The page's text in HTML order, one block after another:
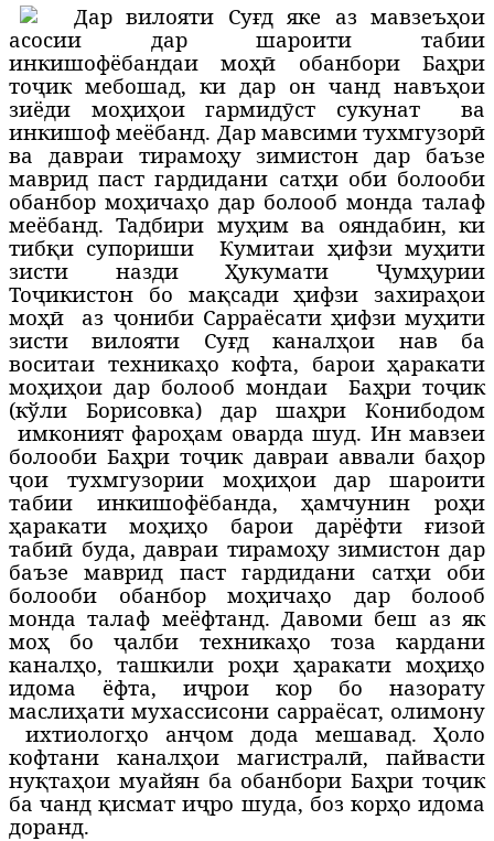
Дар вилояти Суғд яке аз мавзеъҳои
асосии дар шароити табии
инкишофёбандаи моҳӣ обанбори Баҳри
тоҷик мебошад, ки дар он чанд навъҳои
зиёди моҳиҳои гармидӯст сукунат
ва
инкишоф меёбанд. Дар мавсими тухмгузорӣ
ва давраи тирамоҳу зимистон дар баъзе
маврид паст гардидани сатҳи оби болооби
обанбор моҳичаҳо дар болооб монда талаф
меёбанд. Тадбири муҳим ва ояндабин, ки
тибқи супориши
Кумитаи ҳифзи муҳити
зисти назди Ҳукумати Ҷумҳурии
Тоҷикистон бо мақсади ҳифзи захираҳои
моҳӣ
аз ҷониби Сарраёсати ҳифзи муҳити
зисти вилояти Суғд каналҳои нав ба
воситаи техникаҳо кофта, барои ҳаракати
моҳиҳои дар болооб мондаи
Баҳри тоҷик
(кўли Борисовка) дар шаҳри Конибодом
имконият фароҳам оварда шуд. Ин мавзеи
болооби Баҳри тоҷик давраи аввали баҳор
ҷои тухмгузории моҳиҳои дар шароити
табии инкишофёбанда, ҳамчунин роҳи
ҳаракати моҳиҳо барои дарёфти ғизоӣ
табиӣ буда, давраи тирамоҳу зимистон дар
баъзе маврид паст гардидани сатҳи оби
болооби обанбор моҳичаҳо дар болооб
монда талаф меёфтанд. Давоми беш аз як
моҳ бо ҷалби техникаҳо тоза кардани
каналҳо, ташкили роҳи ҳаракати моҳиҳо
идома ёфта, иҷрои кор бо назорату
маслиҳати мухассисони сарраёсат, олимону
ихтиологҳо анҷом дода мешавад. Ҳоло
кофтани каналҳои магистралӣ, пайвасти
нуқтаҳои муайян ба обанбори Баҳри тоҷик
ба чанд қисмат иҷро шуда, боз корҳо идома
доранд.